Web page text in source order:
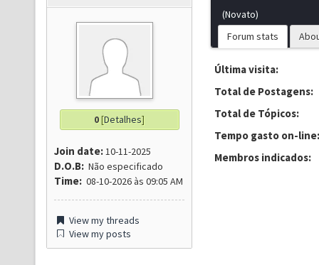
0[Detalhes]
Join date:10-11-2025
D.O.B: Não especificado
Time: 08-10-2026 às 09:05 AM
View my threads
View my posts
(Novato)
Forum stats
Última visita:
Total de Postagens:
Total de Tópicos:
Tempo gasto on-line:
Membros indicados: